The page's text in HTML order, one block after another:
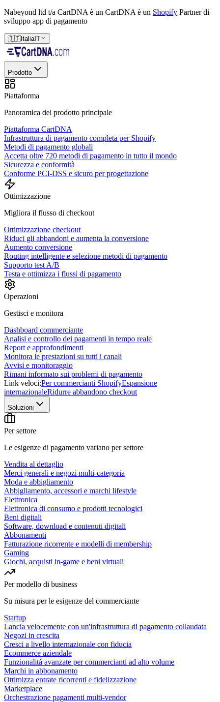
Nabeyond ltd t/a CartDNA è un CartDNA è un Shopify Partner di
sviluppo app di pagamento
🇮🇹ItaliaIT
Prodotto
Piattaforma
Panoramica del prodotto principale
Piattaforma CartDNA
Infrastruttura di pagamento completa per Shopify
Metodi di pagamento globali
Accetta oltre 720 metodi di pagamento in tutto il mondo
Sicurezza e conformità
Conforme PCI-DSS e sicuro per progettazione
Ottimizzazione
Migliora il flusso di checkout
Ottimizzazione checkout
Riduci gli abbandoni e aumenta la conversione
Aumento conversione
Routing intelligente e selezione metodi di pagamento
Supporto test A/B
Testa e ottimizza i flussi di pagamento
Operazioni
Gestisci e monitora
Dashboard commerciante
Analisi e controllo dei pagamenti in tempo reale
Report e approfondimenti
Monitora le prestazioni su tutti i canali
Avvisi e monitoraggio
Rimani informato sui problemi di pagamento
Link veloci:Per commercianti ShopifyEspansione
internazionaleRidurre abbandono checkout
Soluzioni
Per settore
Le esigenze di pagamento variano per settore
Vendita al dettaglio
Merci generali e negozi multi-categoria
Moda e abbigliamento
Abbigliamento, accessori e marchi lifestyle
Elettronica
Elettronica di consumo e prodotti tecnologici
Beni digitali
Software, download e contenuti digitali
Abbonamenti
Fatturazione ricorrente e modelli di membership
Gaming
Giochi, acquisti in-game e beni virtuali
Per modello di business
Su misura per le esigenze del commerciante
Startup
Lancia velocemente con un'infrastruttura di pagamento collaudata
Negozi in crescita
Cresci a livello internazionale con fiducia
Ecommerce aziendale
Funzionalità avanzate per commercianti ad alto volume
Marchi in abbonamento
Ottimizza entrate ricorrenti e fidelizzazione
Marketplace
Orchestrazione pagamenti multi-vendor